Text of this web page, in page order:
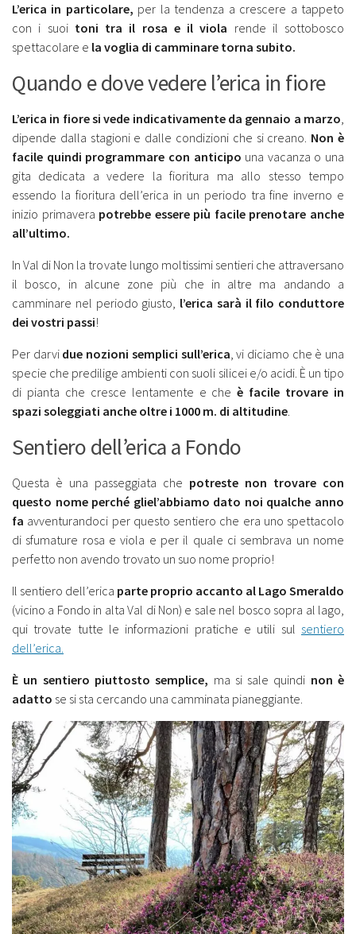
L’erica in particolare, per la tendenza a crescere a tappeto
con i suoi toni tra il rosa e il viola rende il sottobosco
spettacolare e la voglia di camminare torna subito.
Quando e dove vedere l’erica in fiore
L’erica in fiore si vede indicativamente da gennaio a marzo,
dipende dalla stagioni e dalle condizioni che si creano. Non è
facile quindi programmare con anticipo una vacanza o una
gita dedicata a vedere la fioritura ma allo stesso tempo
essendo la fioritura dell’erica in un periodo tra fine inverno e
inizio primavera potrebbe essere più facile prenotare anche
all’ultimo.
In Val di Non la trovate lungo moltissimi sentieri che attraversano
il bosco, in alcune zone più che in altre ma andando a
camminare nel periodo giusto, l’erica sarà il filo conduttore
dei vostri passi!
Per darvi due nozioni semplici sull’erica, vi diciamo che è una
specie che predilige ambienti con suoli silicei e/o acidi. È un tipo
di pianta che cresce lentamente e cheè facile trovare in
spazi soleggiati anche oltre i 1000 m. di altitudine.
Sentiero dell’erica a Fondo
Questa è una passeggiata che potreste non trovare con
questo nome perché gliel’abbiamo dato noi qualche anno
fa avventurandoci per questo sentiero che era uno spettacolo
di sfumature rosa e viola e per il quale ci sembrava un nome
perfetto non avendo trovato un suo nome proprio!
Il sentiero dell’erica parte proprio accanto al Lago Smeraldo
(vicino a Fondo in alta Val di Non) e sale nel bosco sopra al lago,
qui trovate tutte le informazioni pratiche e utili sul sentiero
dell’erica.
È un sentiero piuttosto semplice, ma si sale quindi non è
adatto se si sta cercando una camminata pianeggiante.